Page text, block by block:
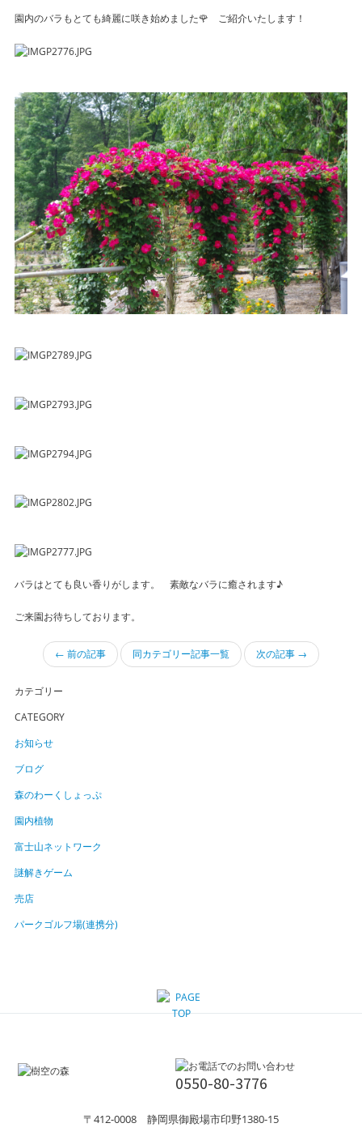
園内のバラもとても綺麗に咲き始めました🌹 ご紹介いたします！
バラはとても良い香りがします。 素敵なバラに癒されます♪
ご来園お待ちしております。
← 前の記事 同カテゴリー記事一覧 次の記事 →
カテゴリー
CATEGORY
お知らせ
ブログ
森のわーくしょっぷ
園内植物
富士山ネットワーク
謎解きゲーム
売店
パークゴルフ場(連携分)
0550-80-3776
〒412-0008 静岡県御殿場市印野1380-15